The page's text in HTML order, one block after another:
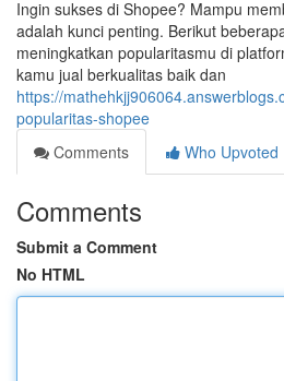
Ingin sukses di Shopee? Mampu
adalah kunci penting. Berikut
meningkatkan popularitasmu di
kamu jual berkualitas baik dan
https://
popularitas-shopee
Comments
Who Upvoted
Comments
Submit a Comment
No HTML